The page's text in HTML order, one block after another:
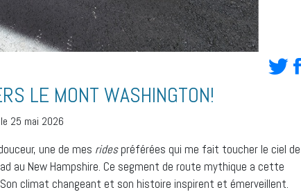
LE MONT WASHINGTON!
25 mai 2026
une de mes ridespréférées qui me fait toucher le ciel de
au New Hampshire. Ce segment de route mythique a cette
climat changeant et son histoire inspirent et émerveillent.